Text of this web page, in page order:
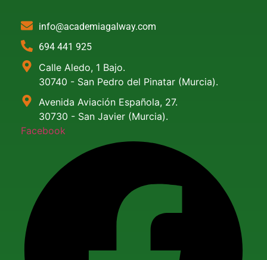
info@academiagalway.com
694 441 925
Calle Aledo, 1 Bajo.
30740 - San Pedro del Pinatar (Murcia).
Avenida Aviación Española, 27.
30730 - San Javier (Murcia).
Facebook